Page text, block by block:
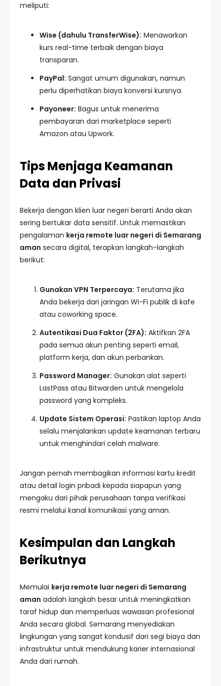
meliputi:
Wise (dahulu TransferWise): Menawarkan
kurs real-time terbaik dengan biaya
transparan.
PayPal: Sangat umum digunakan, namun
perlu diperhatikan biaya konversi kursnya.
Payoneer: Bagus untuk menerima
pembayaran dari marketplace seperti
Amazon atau Upwork.
Tips Menjaga Keamanan
Data dan Privasi
Bekerja dengan klien luar negeri berarti Anda akan
sering bertukar data sensitif. Untuk memastikan
pengalaman kerja remote luar negeri di Semarang
aman secara digital, terapkan langkah-langkah
berikut:
Gunakan VPN Terpercaya: Terutama jika
Anda bekerja dari jaringan Wi-Fi publik di kafe
atau coworking space.
Autentikasi Dua Faktor (2FA): Aktifkan 2FA
pada semua akun penting seperti email,
platform kerja, dan akun perbankan.
Password Manager: Gunakan alat seperti
LastPass atau Bitwarden untuk mengelola
password yang kompleks.
Update Sistem Operasi: Pastikan laptop Anda
selalu menjalankan update keamanan terbaru
untuk menghindari celah malware.
Jangan pernah membagikan informasi kartu kredit
atau detail login pribadi kepada siapapun yang
mengaku dari pihak perusahaan tanpa verifikasi
resmi melalui kanal komunikasi yang aman.
Kesimpulan dan Langkah
Berikutnya
Memulai kerja remote luar negeri di Semarang
aman adalah langkah besar untuk meningkatkan
taraf hidup dan memperluas wawasan profesional
Anda secara global. Semarang menyediakan
lingkungan yang sangat kondusif dari segi biaya dan
infrastruktur untuk mendukung karier internasional
Anda dari rumah.